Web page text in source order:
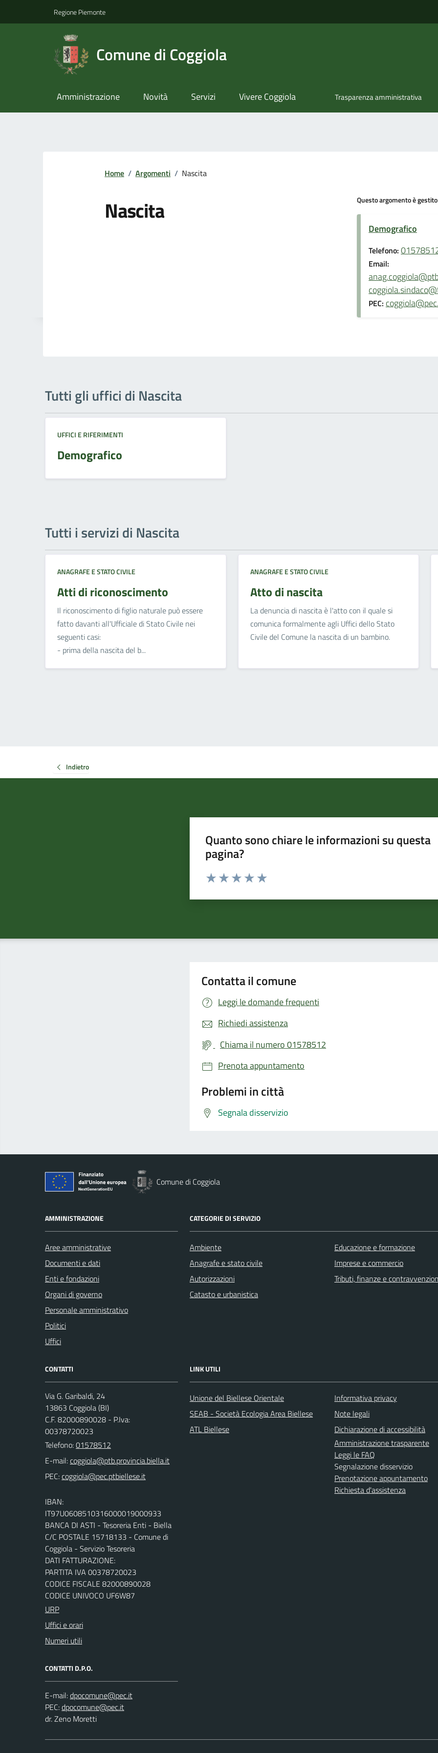
Regione Piemonte
Comune di Coggiola
Amministrazione Novità Servizi Vivere Coggiola Trasparenza amministrativa
Home / Argomenti / Nascita
Nascita Questo argomento è
Demografico
Telefono:
Email:
PEC:
Tutti gli uffici di Nascita
UFFICI E RIFERIMENTI
Demografico
Tutti i servizi di Nascita
ANAGRAFE E STATO CIVILE
Atti di riconoscimento
Il riconoscimento di figlio naturale può essere
fatto davanti all'Ufficiale di Stato Civile nei
seguenti casi:
- prima della nascita del b...
ANAGRAFE E STATO CIVILE
Atto di nascita
La denuncia di nascita è l'atto con il quale si
comunica formalmente agli Uffici dello Stato
Civile del Comune la nascita di un bambino.
Indietro
Quanto sono chiare le informazioni su questa
pagina?
Valuta da 1 a 5 stelle la pagina
Contatta il comune
Leggi le domande frequenti
Richiedi assistenza
Chiama il numero 01578512
Prenota appuntamento
Problemi in città
Segnala disservizio
Comune di Coggiola
AMMINISTRAZIONE
Aree amministrative
Documenti e dati
Enti e fondazioni
Organi di governo
Personale amministrativo
Politici
Uffici
CATEGORIE DI SERVIZIO
Ambiente
Anagrafe e stato civile
Autorizzazioni
Catasto e urbanistica
Educazione e formazione
Imprese e commercio
Tributi, finanze e
CONTATTI
Via G. Garibaldi, 24
13863 Coggiola (BI)
C.F. 82000890028 - P.Iva:
00378720023
Telefono:01578512
E-mail:
PEC:
IBAN:
IT97U0608510316000019000933
BANCA DI ASTI - Tesoreria Enti - Biella
C/C POSTALE 15718133 - Comune di
Coggiola - Servizio Tesoreria
DATI FATTURAZIONE:
PARTITA IVA 00378720023
CODICE FISCALE 82000890028
CODICE UNIVOCO UF6W87
URP
Uffici e orari
Numeri utili
CONTATTI D.P.O.
E-mail:
PEC:
dr. Zeno Moretti
LINK UTILI
Unione del Biellese Orientale
SEAB - Società Ecologia Area Biellese
ATL Biellese
Informativa privacy
Note legali
Dichiarazione di accessibilità
Amministrazione trasparente
Leggi le FAQ
Segnalazione disservizio
Prenotazione appuntamento
Richiesta d'assistenza